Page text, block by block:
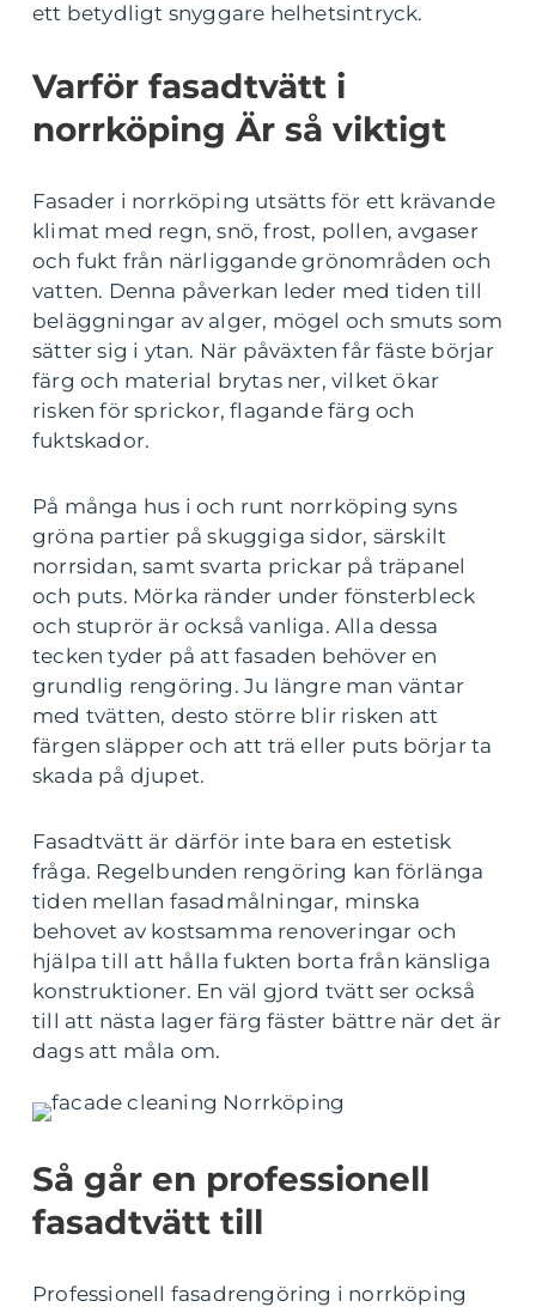
ett betydligt snyggare helhetsintryck.
Varför fasadtvätt i
norrköping Är så viktigt
Fasader i norrköping utsätts för ett krävande
klimat med regn, snö, frost, pollen, avgaser
och fukt från närliggande grönområden och
vatten. Denna påverkan leder med tiden till
beläggningar av alger, mögel och smuts som
sätter sig i ytan. När påväxten får fäste börjar
färg och material brytas ner, vilket ökar
risken för sprickor, flagande färg och
fuktskador.
På många hus i och runt norrköping syns
gröna partier på skuggiga sidor, särskilt
norrsidan, samt svarta prickar på träpanel
och puts. Mörka ränder under fönsterbleck
och stuprör är också vanliga. Alla dessa
tecken tyder på att fasaden behöver en
grundlig rengöring. Ju längre man väntar
med tvätten, desto större blir risken att
färgen släpper och att trä eller puts börjar ta
skada på djupet.
Fasadtvätt är därför inte bara en estetisk
fråga. Regelbunden rengöring kan förlänga
tiden mellan fasadmålningar, minska
behovet av kostsamma renoveringar och
hjälpa till att hålla fukten borta från känsliga
konstruktioner. En väl gjord tvätt ser också
till att nästa lager färg fäster bättre när det är
dags att måla om.
Så går en professionell
fasadtvätt till
Professionell fasadrengöring i norrköping